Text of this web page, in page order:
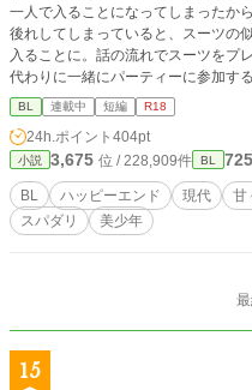
一人で入ることになってしまったか
後れしてしまっていると、スーツの
入ることに。話の流れでスーツをプ
代わりに一緒にパーティーに参加
知らない可愛い御曹司とスパダリ紳
が認められている世界です。 R18に
い予定。
BL 連載中 短編 R18
24h.ポイント 404pt
小説 3,675 位 / 228,909件 BL 725
BL ハッピーエンド 現代 甘
スパダリ
美少年
15